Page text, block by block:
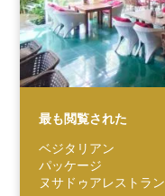
最も閲覧された
ベジタリアン
パッケージ
ヌサドゥアレストラン